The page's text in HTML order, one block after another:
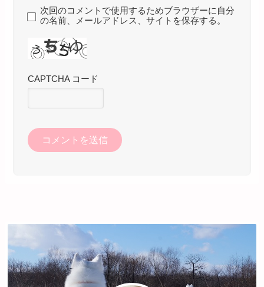
次回のコメントで使用するためブラウザーに自分
の名前、メールアドレス、サイトを保存する。
CAPTCHA コード